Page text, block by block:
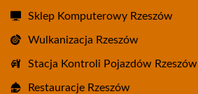
Sklep Komputerowy Rzeszów
Wulkanizacja Rzeszów
Stacja Kontroli Pojazdów Rzeszów
Restauracje Rzeszów